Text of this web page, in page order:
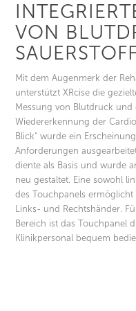
VON
Mit dem Augenmerk der
unterstützt XRcise die
Messung von Blutdruck
Wiedererkennung der
Blick“ wurde ein
Anforderungen
diente als Basis und wurde
neu gestaltet. Eine sowohl
des Touchpanels
Links- und Rechtshänder.
Bereich ist das Touchpanel
Klinikpersonal bequem